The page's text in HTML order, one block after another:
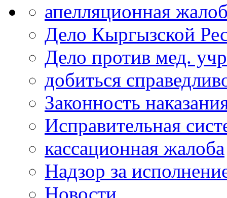
апелляционная
Дело Кыргызской
Дело против мед.
добиться
Законность
Исправительная
кассационная жалоба
Надзор за